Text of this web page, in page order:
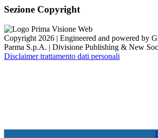
Sezione Copyright
Copyright 2026 | Engineered and powered by
Parma S.p.A. | Divisione Publishing & New
Disclaimer trattamento dati personali